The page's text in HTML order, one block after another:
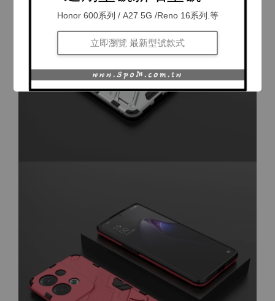
Honor 600系列 / A27 5G /Reno 16系列.等
立即瀏覽 最新型號款式